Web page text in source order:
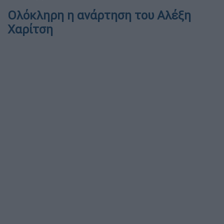
Ολόκληρη η ανάρτηση του Αλέξη
Χαρίτση